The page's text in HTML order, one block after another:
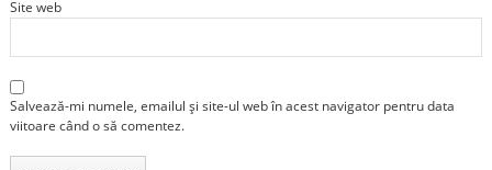
Site web
Salvează-mi numele, emailul și site-ul web în acest navigator pentru data
viitoare când o să comentez.